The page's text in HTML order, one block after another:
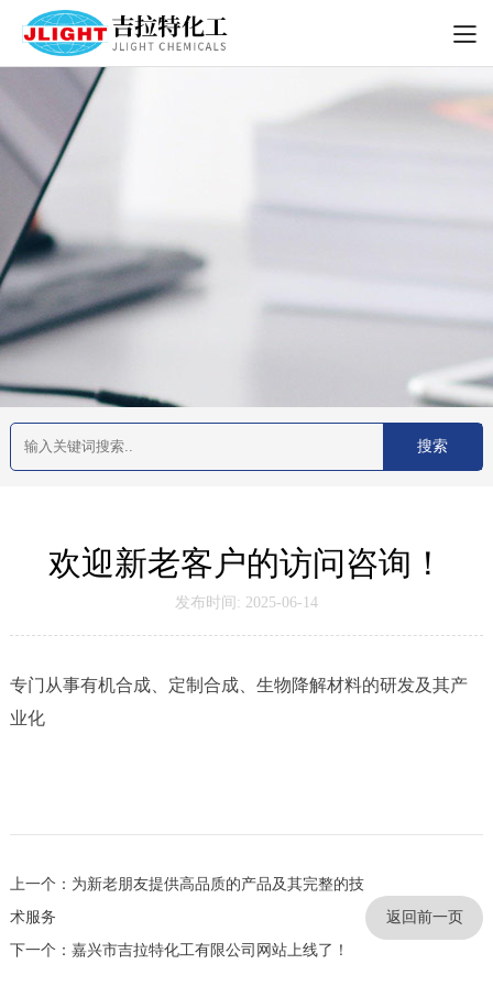
欢迎新老客户的访问咨询！
发布时间: 2025-06-14
专门从事有机合成、定制合成、生物降解材料的研发及其产
业化
上一个：为新老朋友提供高品质的产品及其完整的技
术服务
下一个：嘉兴市吉拉特化工有限公司网站上线了！
返回前一页